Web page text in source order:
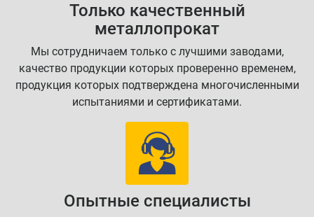
Только качественный
металлопрокат
Мы сотрудничаем только с лучшими заводами,
качество продукции которых проверенно временем,
продукция которых подтверждена многочисленными
испытаниями и сертификатами.
Опытные специалисты